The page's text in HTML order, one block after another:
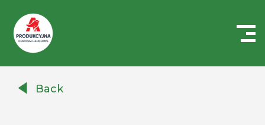
AuchanBack